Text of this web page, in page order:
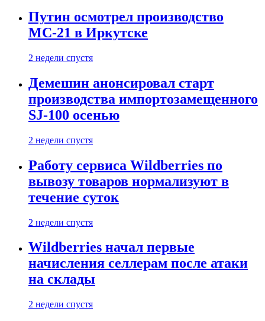
Путин осмотрел производство
МС-21 в Иркутске
2 недели спустя
Демешин анонсировал старт
производства импортозамещенного
SJ-100 осенью
2 недели спустя
Работу сервиса Wildberries по
вывозу товаров нормализуют в
течение суток
2 недели спустя
Wildberries начал первые
начисления селлерам после атаки
на склады
2 недели спустя